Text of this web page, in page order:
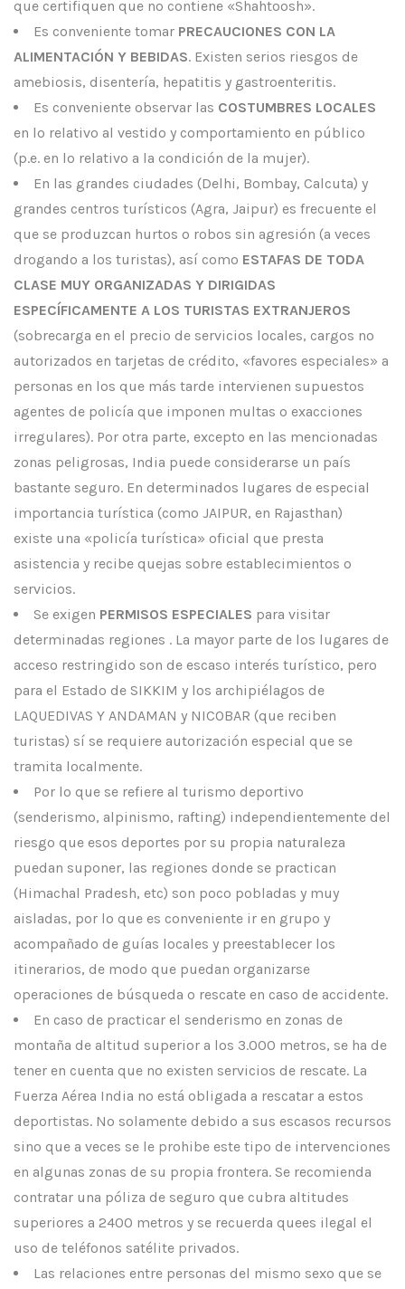
que certifiquen que no contiene «Shahtoosh».
Es conveniente tomar PRECAUCIONES CON LA
ALIMENTACIÓN Y BEBIDAS. Existen serios riesgos de
amebiosis, disentería, hepatitis y gastroenteritis.
Es conveniente observar las COSTUMBRES LOCALES
en lo relativo al vestido y comportamiento en público
(p.e. en lo relativo a la condición de la mujer).
En las grandes ciudades (Delhi, Bombay, Calcuta) y
grandes centros turísticos (Agra, Jaipur) es frecuente el
que se produzcan hurtos o robos sin agresión (a veces
drogando a los turistas), así como ESTAFAS DE TODA
CLASE MUY ORGANIZADAS Y DIRIGIDAS
ESPECÍFICAMENTE A LOS TURISTAS EXTRANJEROS
(sobrecarga en el precio de servicios locales, cargos no
autorizados en tarjetas de crédito, «favores especiales» a
personas en los que más tarde intervienen supuestos
agentes de policía que imponen multas o exacciones
irregulares). Por otra parte, excepto en las mencionadas
zonas peligrosas, India puede considerarse un país
bastante seguro. En determinados lugares de especial
importancia turística (como JAIPUR, en Rajasthan)
existe una «policía turística» oficial que presta
asistencia y recibe quejas sobre establecimientos o
servicios.
Se exigen PERMISOS ESPECIALES para visitar
determinadas regiones . La mayor parte de los lugares de
acceso restringido son de escaso interés turístico, pero
para el Estado de SIKKIM y los archipiélagos de
LAQUEDIVAS Y ANDAMAN y NICOBAR (que reciben
turistas) sí se requiere autorización especial que se
tramita localmente.
Por lo que se refiere al turismo deportivo
(senderismo, alpinismo, rafting) independientemente del
riesgo que esos deportes por su propia naturaleza
puedan suponer, las regiones donde se practican
(Himachal Pradesh, etc) son poco pobladas y muy
aisladas, por lo que es conveniente ir en grupo y
acompañado de guías locales y preestablecer los
itinerarios, de modo que puedan organizarse
operaciones de búsqueda o rescate en caso de accidente.
En caso de practicar el senderismo en zonas de
montaña de altitud superior a los 3.000 metros, se ha de
tener en cuenta que no existen servicios de rescate. La
Fuerza Aérea India no está obligada a rescatar a estos
deportistas. No solamente debido a sus escasos recursos
sino que a veces se le prohibe este tipo de intervenciones
en algunas zonas de su propia frontera. Se recomienda
contratar una póliza de seguro que cubra altitudes
superiores a 2400 metros y se recuerda quees ilegal el
uso de teléfonos satélite privados.
Las relaciones entre personas del mismo sexo que se